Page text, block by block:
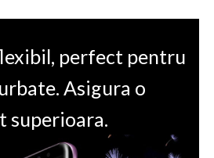
perfect pentru
Asigura o
superioara.